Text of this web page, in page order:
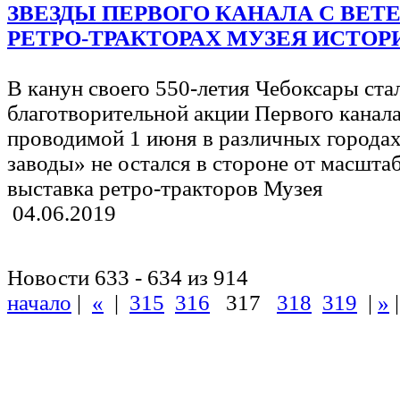
ЗВЕЗДЫ ПЕРВОГО КАНАЛА С
РЕТРО-ТРАКТОРАХ МУЗЕЯ
В канун своего 550-летия Чебоксары
благотворительной акции Первого
проводимой 1 июня в различных
заводы» не остался в стороне от
выставка ретро-тракторов Музея
04.06.2019
Новости 633 - 634 из 914
начало | « | 315 316 317 318 319 | »